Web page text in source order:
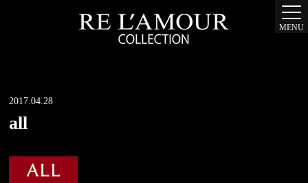
MENU
2017.04.28
all